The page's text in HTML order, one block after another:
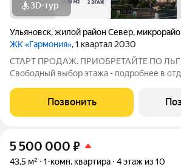
3D-тур
Ульяновск,жилой район Север,
ЖК «Гармония», 1 квартал 2030
СТАРТ ПРОДАЖ. ПРИОБРЕТАЙТЕ ПО
Свободный выбор этажа - подробнее в
тех, кто ценит комфорт и
Позвонить
5 500 000 ₽
43,5 м² 1-комн. квартира 4 этаж из 10